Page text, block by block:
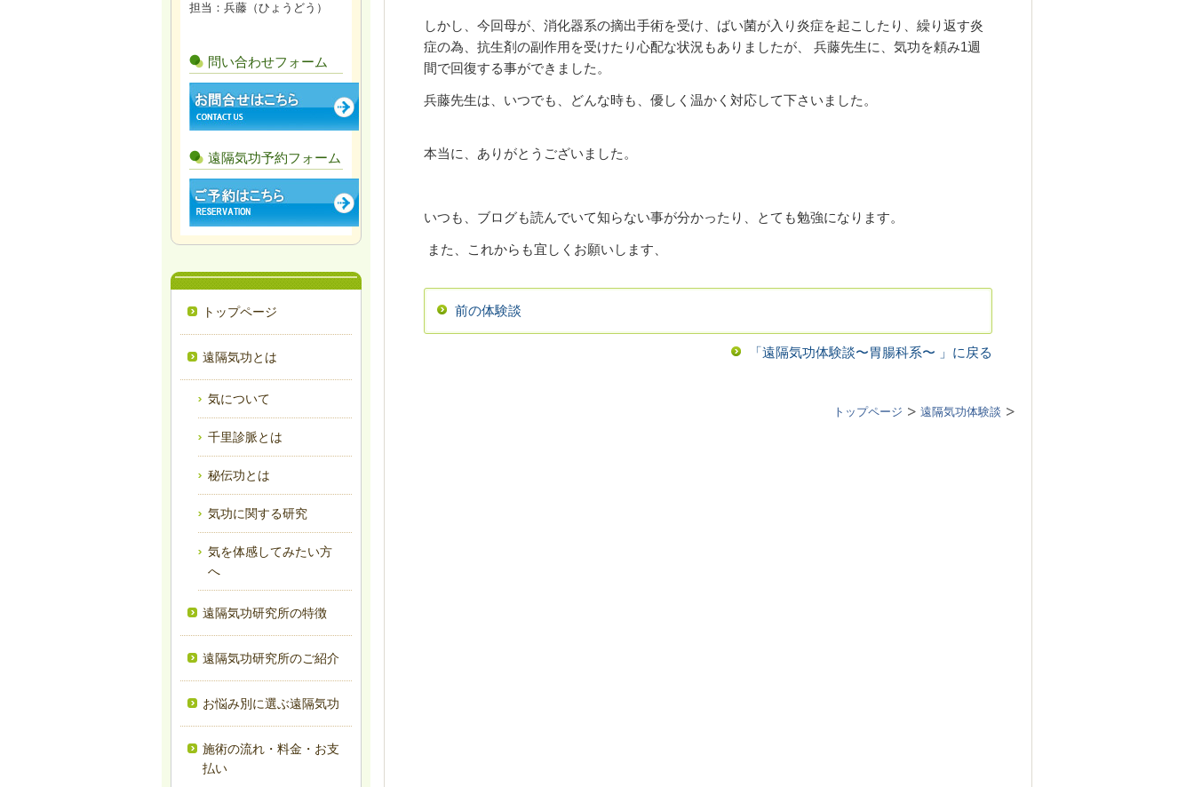
しかし、今回母が、消化器系の摘出手術を受け、ばい菌が入り炎症を起こしたり、繰り返す炎
症の為、抗生剤の副作用を受けたり心配な状況もありましたが、 兵藤先生に、気功を頼み1週
間で回復する事ができました。
兵藤先生は、いつでも、どんな時も、優しく温かく対応して下さいました。
本当に、ありがとうございました。
いつも、ブログも読んでいて知らない事が分かったり、とても勉強になります。
また、これからも宜しくお願いします、
前の体験談
「遠隔気功体験談〜胃腸科系〜 」 に戻る
トップページ 遠隔気功体験談
担当：兵藤（ひょうどう）
問い合わせフォーム
遠隔気功予約フォーム
トップページ
遠隔気功とは
気について
千里診脈とは
秘伝功とは
気功に関する研究
気を体感してみたい方
へ
遠隔気功研究所の特徴
遠隔気功研究所のご紹介
お悩み別に選ぶ遠隔気功
施術の流れ・料金・お支
払い